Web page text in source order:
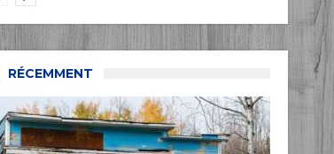
RÉCEMMENT